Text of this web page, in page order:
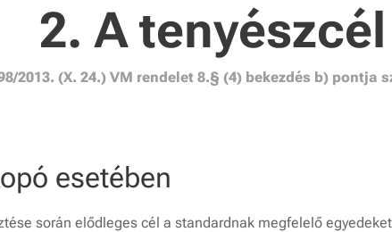
2. A tenyészcél
2013. (X. 24.) VM rendelet 8.§ (4) bekezdés b) pontja
esetében
során elődleges cél a standardnak megfelelő